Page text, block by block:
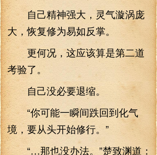
自己精神强大，灵气漩涡庞
大，恢复修为易如反掌。
更何况，这应该算是第二道
考验了。
自己没必要退缩。
“你可能一瞬间跌回到化气
境，要从头开始修行。”
“…那也没办法。”楚致渊道：